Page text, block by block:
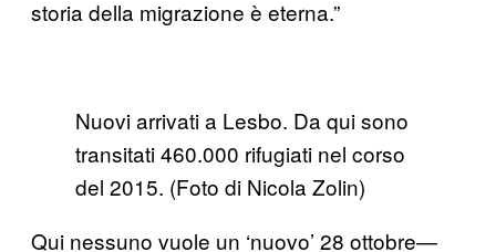
storia della migrazione è eterna.”
Nuovi arrivati a Lesbo. Da qui sono
transitati 460.000 rifugiati nel corso
del 2015. (Foto di Nicola Zolin)
Qui nessuno vuole un ‘nuovo’ 28 ottobre—